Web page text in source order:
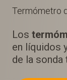
Termómetro
Los
en líquidos
de la sonda